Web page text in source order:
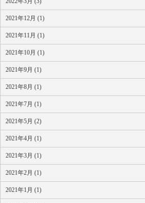
2021年12月 (1)
2021年11月 (1)
2021年10月 (1)
2021年9月 (1)
2021年8月 (1)
2021年7月 (1)
2021年5月 (2)
2021年4月 (1)
2021年3月 (1)
2021年2月 (1)
2021年1月 (1)